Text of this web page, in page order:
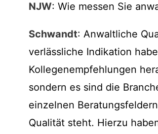
NJW: Wie messen Sie
Schwandt: Anwaltliche
verlässliche Indikation
Kollegenempfehlungen
sondern es sind die
einzelnen
Qualität steht. Hierzu